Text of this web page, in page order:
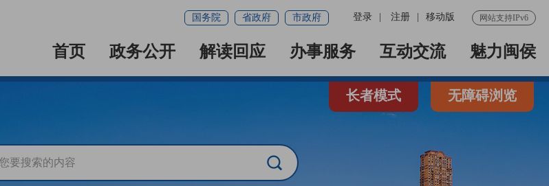
网站支持IPv6
登录 注册 移动版
国务院 省政府 市政府
首页 政务公开 解读回应 办事服务 互动交流 魅力闽侯
长者模式 无障碍浏览